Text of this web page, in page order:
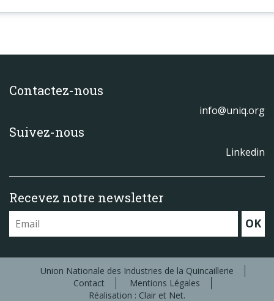
Contactez-nous
info@uniq.org
Suivez-nous
Linkedin
Recevez notre newsletter
OK
Union Nationale des Industries de la Quincaillerie
Contact
Mentions Légales
Réalisation : Clair et Net.